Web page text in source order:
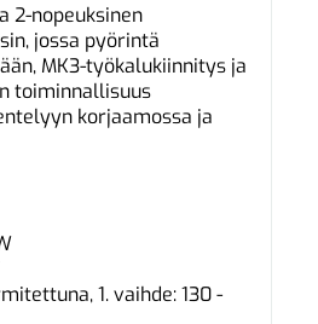
2-nopeuksinen
jossa pyörintä
MK3-työkalukiinnitys ja
toiminnallisuus
korjaamossa ja
1. vaihde: 130 -